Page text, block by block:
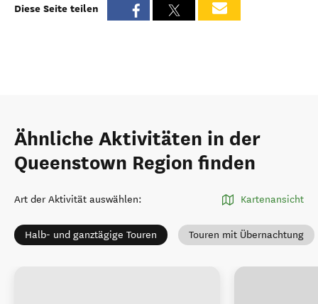
Diese Seite teilen
Ähnliche Aktivitäten in der
Queenstown Region finden
Art der Aktivität auswählen: Kartenansicht
Halb- und ganztägige Touren Touren mit Übernachtung